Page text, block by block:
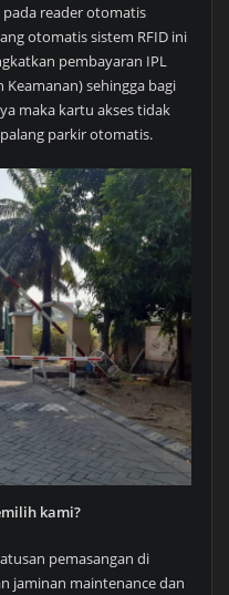
reader otomatis
otomatis sistem RFID ini
pembayaran IPL
sehingga bagi
maka kartu akses tidak
parkir otomatis.
kami?
pemasangan di
jaminan maintenance dan